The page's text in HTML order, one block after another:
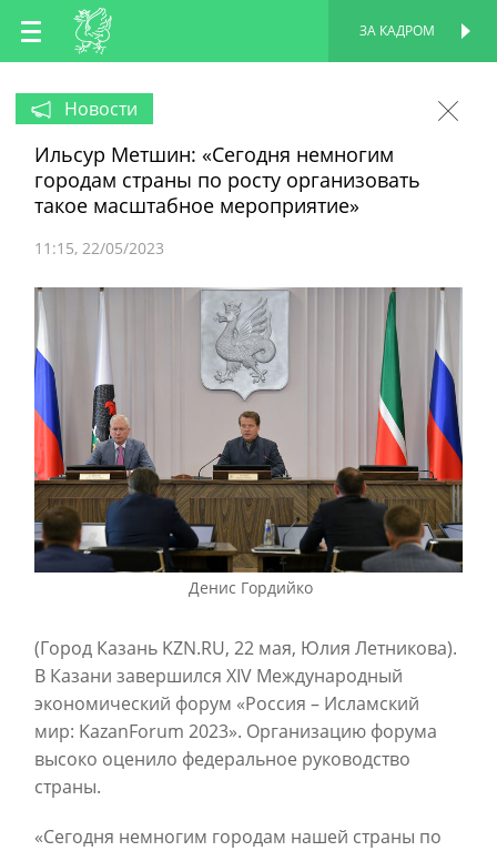
RU
EN
ЗА КАДРОМ
Новости
Ильсур Метшин: «Сегодня немногим
городам страны по росту организовать
такое масштабное мероприятие»
11:15 22/05/2023
Денис Гордийко
(Город Казань KZN.RU, 22 мая, Юлия Летникова).
В Казани завершился XIV Международный
экономический форум «Россия – Исламский
мир: KazanForum 2023». Организацию форума
высоко оценило федеральное руководство
страны.
«Сегодня немногим городам нашей страны по
ПЕРСОНАЛЬНАЯ